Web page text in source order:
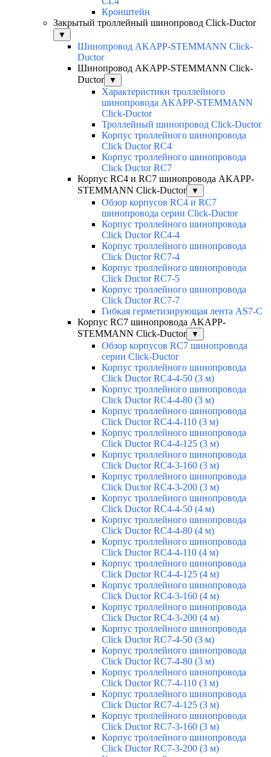
Кронштейн
Закрытый троллейный шинопровод Click-Ductor
▼
Шинопровод AKAPP-STEMMANN Click-
Ductor
Шинопровод AKAPP-STEMMANN Click-
Ductor
▼
Характеристики троллейного
шинопровода AKAPP-STEMMANN
Click-Ductor
Троллейный шинопровод Click-Ductor
Корпус троллейного шинопровода
Click Ductor RC4
Корпус троллейного шинопровода
Click Ductor RC7
Корпус RC4 и RC7 шинопровода AKAPP-
STEMMANN Click-Ductor
▼
Обзор корпусов RC4 и RC7
шинопровода серии Click-Ductor
Корпус троллейного шинопровода
Click Ductor RC4-4
Корпус троллейного шинопровода
Click Ductor RC7-4
Корпус троллейного шинопровода
Click Ductor RC7-5
Корпус троллейного шинопровода
Click Ductor RC7-7
Гибкая герметизирующая лента AS7-C
Корпус RC7 шинопровода AKAPP-
STEMMANN Click-Ductor
▼
Обзор корпусов RC7 шинопровода
серии Click-Ductor
Корпус троллейного шинопровода
Click Ductor RC4-4-50 (3 м)
Корпус троллейного шинопровода
Click Ductor RC4-4-80 (3 м)
Корпус троллейного шинопровода
Click Ductor RC4-4-110 (3 м)
Корпус троллейного шинопровода
Click Ductor RC4-4-125 (3 м)
Корпус троллейного шинопровода
Click Ductor RC4-3-160 (3 м)
Корпус троллейного шинопровода
Click Ductor RC4-3-200 (3 м)
Корпус троллейного шинопровода
Click Ductor RC4-4-50 (4 м)
Корпус троллейного шинопровода
Click Ductor RC4-4-80 (4 м)
Корпус троллейного шинопровода
Click Ductor RC4-4-110 (4 м)
Корпус троллейного шинопровода
Click Ductor RC4-4-125 (4 м)
Корпус троллейного шинопровода
Click Ductor RC4-3-160 (4 м)
Корпус троллейного шинопровода
Click Ductor RC4-3-200 (4 м)
Корпус троллейного шинопровода
Click Ductor RC7-4-50 (3 м)
Корпус троллейного шинопровода
Click Ductor RC7-4-80 (3 м)
Корпус троллейного шинопровода
Click Ductor RC7-4-110 (3 м)
Корпус троллейного шинопровода
Click Ductor RC7-4-125 (3 м)
Корпус троллейного шинопровода
Click Ductor RC7-3-160 (3 м)
Корпус троллейного шинопровода
Click Ductor RC7-3-200 (3 м)